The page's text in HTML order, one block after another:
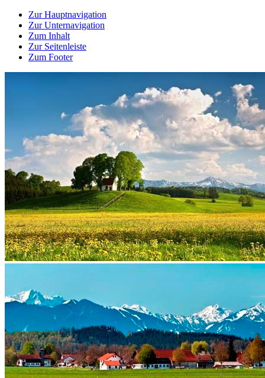
Zur Hauptnavigation
Zur Unternavigation
Zum Inhalt
Zur Seitenleiste
Zum Footer